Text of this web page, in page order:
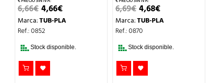
6,66€EL
PRECIO
ORIGINAL
ERA:
4,66€PRECIO
ACTUAL
Marca:TUB-PLA
Ref.: 0852
Stock disponible.
6,69€EL
PRECIO
ORIGINAL
ERA:
4,68€PRECIO
ACTUAL
Marca:TUB-PLA
Ref.: 0870
Stock disponible.